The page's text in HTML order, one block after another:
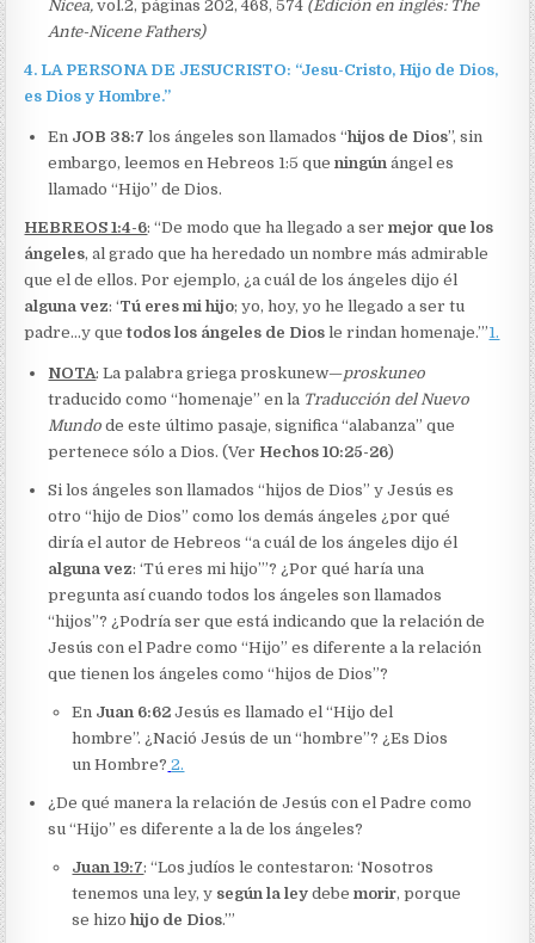
Nicea,vol.2, páginas 202, 468, 574 (Edición en inglés: The
Ante-Nicene Fathers)
4. LA PERSONA DE JESUCRISTO: “Jesu-Cristo, Hijo de Dios,
es Dios y Hombre.”
En JOB 38:7los ángeles son llamados “hijos de Dios”, sin
embargo, leemos en Hebreos 1:5 queningúnángel es
llamado “Hijo” de Dios.
HEBREOS 1:4-6: “De modo que ha llegado a sermejor que los
ángeles, al grado que ha heredado un nombre más admirable
que el de ellos. Por ejemplo, ¿a cuál de los ángeles dijo él
alguna vez: ‘Tú eres mi hijo; yo, hoy, yo he llegado a ser tu
padre…y quetodos los ángeles de Dios le rindan homenaje.’”1.
NOTA: La palabra griega proskunew—proskuneo
traducido como “homenaje” en la Traducción del Nuevo
Mundo de este último pasaje, significa “alabanza” que
pertenece sólo a Dios. (Ver Hechos 10:25-26)
Si los ángeles son llamados “hijos de Dios” y Jesús es
otro “hijo de Dios” como los demás ángeles ¿por qué
diría el autor de Hebreos “a cuál de los ángeles dijo él
alguna vez: ‘Tú eres mi hijo’”? ¿Por qué haría una
pregunta así cuando todos los ángeles son llamados
“hijos”? ¿Podría ser que está indicando que la relación de
Jesús con el Padre como “Hijo” es diferente a la relación
que tienen los ángeles como “hijos de Dios”?
En Juan 6:62Jesús es llamado el “Hijo del
hombre”. ¿Nació Jesús de un “hombre”? ¿Es Dios
un Hombre? 2.
¿De qué manera la relación de Jesús con el Padre como
su “Hijo” es diferente a la de los ángeles?
Juan 19:7: “Los judíos le contestaron: ‘Nosotros
tenemos una ley, y según la ley debemorir, porque
se hizohijo de Dios.’”